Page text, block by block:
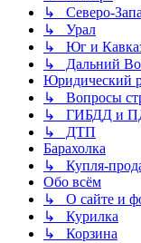
↳ Северо-
↳ Урал
↳ Юг и
↳ Дальний
Юридический
↳ Вопросы
↳ ГИБДД и
↳ ДТП
Барахолка
↳ Купля-
Обо всём
↳ О сайте и
↳ Курилка
↳ Корзина